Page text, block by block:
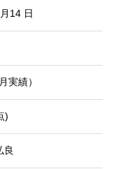
14 日
実績）
)
良